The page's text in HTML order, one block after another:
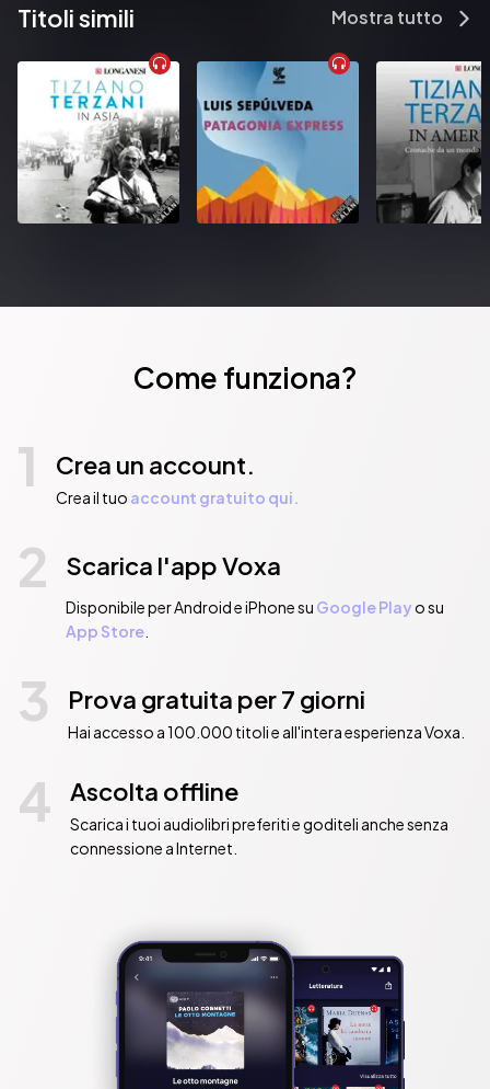
degli immaginari e delle narrazioni socioculturali, l'incidenza del
Pubblicato da:  Rogas
Titoli simili Mostra tutto
Come funziona?
1 Crea un account.
Crea il tuo account gratuito qui.
2 Scarica l'app Voxa
Disponibile per Android e iPhone su Google Playo su
App Store.
3 Prova gratuita per 7 giorni
Hai accesso a 100.000 titoli e all'intera esperienza Voxa.
4 Ascolta offline
Scarica i tuoi audiolibri preferiti e goditeli anche senza
connessione a Internet.